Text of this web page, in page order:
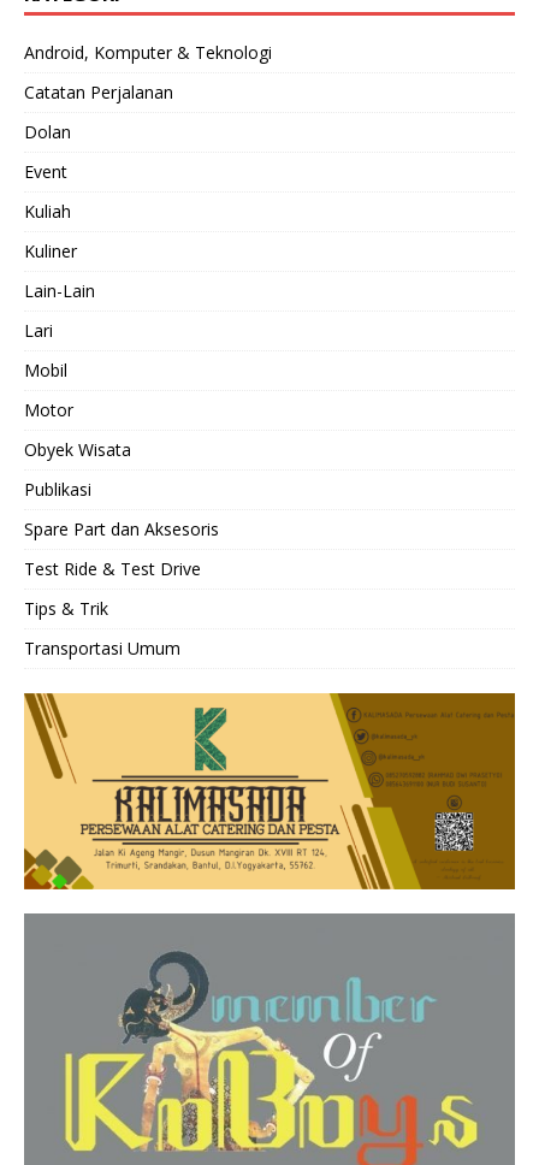
Android, Komputer & Teknologi
Catatan Perjalanan
Dolan
Event
Kuliah
Kuliner
Lain-Lain
Lari
Mobil
Motor
Obyek Wisata
Publikasi
Spare Part dan Aksesoris
Test Ride & Test Drive
Tips & Trik
Transportasi Umum